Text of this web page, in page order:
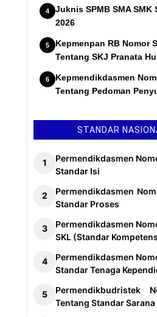
Juknis SPMB SMA SMK
2026
Kepmenpan RB Nomor
Tentang SKJ Pranata
Kepmendikdasmen
Tentang Pedoman
STANDAR
Permendikdasmen
Standar Isi
Permendikdasmen
Standar Proses
Permendikdasmen
SKL (Standar
Permendikdasmen
Standar Tenaga
Permendikbudristek
Tentang Standar